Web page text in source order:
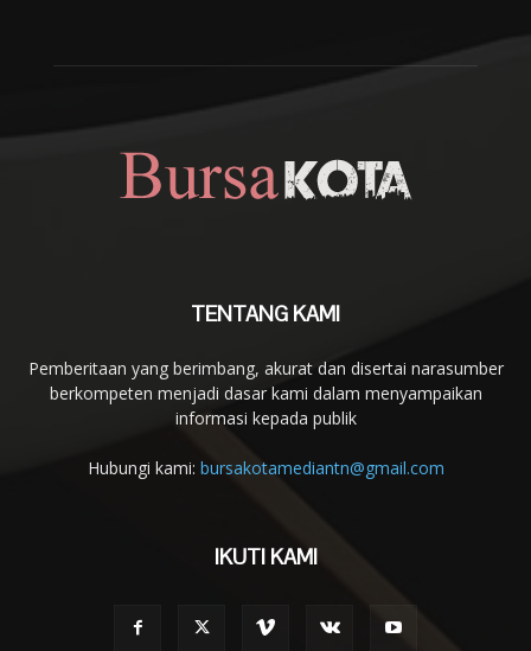
TENTANG KAMI
Pemberitaan yang berimbang, akurat dan disertai narasumber
berkompeten menjadi dasar kami dalam menyampaikan
informasi kepada publik
Hubungi kami: bursakotamediantn@gmail.com
IKUTI KAMI